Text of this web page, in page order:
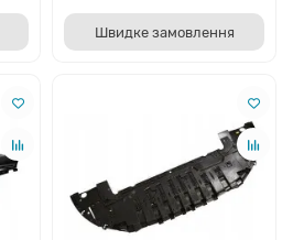
Швидке замовлення